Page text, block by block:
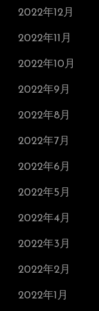
2022年12月
2022年11月
2022年10月
2022年9月
2022年8月
2022年7月
2022年6月
2022年5月
2022年4月
2022年3月
2022年2月
2022年1月